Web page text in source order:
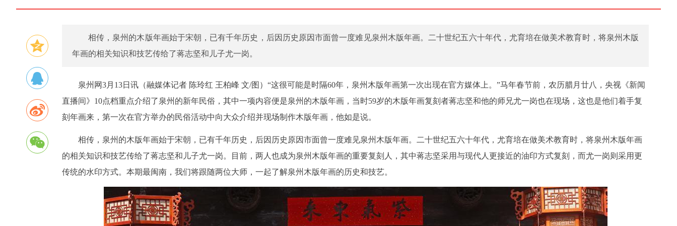
相传，泉州的木版年画始于宋朝，已有千年历史，后因历史原因市面曾一度难见泉州木版年画。二十世纪五六十年代，尤育培在做美术教育时，将泉州木版
年画的相关知识和技艺传给了蒋志坚和儿子尤一岗。
泉州网3月13日讯（融媒体记者 陈玲红 王柏峰 文/图）“这很可能是时隔60年，泉州木版年画第一次出现在官方媒体上。”马年春节前，农历腊月廿八，央视《新闻
直播间》10点档重点介绍了泉州的新年民俗，其中一项内容便是泉州的木版年画，当时59岁的木版年画复刻者蒋志坚和他的师兄尤一岗也在现场，这也是他们着手复
刻年画来，第一次在官方举办的民俗活动中向大众介绍并现场制作木版年画，他如是说。
相传，泉州的木版年画始于宋朝，已有千年历史，后因历史原因市面曾一度难见泉州木版年画。二十世纪五六十年代，尤育培在做美术教育时，将泉州木版年画
的相关知识和技艺传给了蒋志坚和儿子尤一岗。目前，两人也成为泉州木版年画的重要复刻人，其中蒋志坚采用与现代人更接近的油印方式复刻，而尤一岗则采用更
传统的水印方式。本期最闽南，我们将跟随两位大师，一起了解泉州木版年画的历史和技艺。